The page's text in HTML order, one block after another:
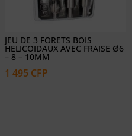
JEU DE 3 FORETS BOIS
HELICOIDAUX AVEC FRAISE Ø6
– 8 – 10MM
1 495 CFP